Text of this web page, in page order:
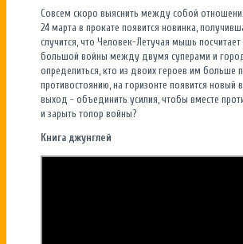
Совсем скоро выяснить между собой
24 марта в прокате появится новинка,
случится, что Человек-Летучая мышь
большой войны между двумя суперами и
определиться, кто из двоих героев им
противостоянию, на горизонте появится новый
выход - объединить усилия, чтобы вместе
и зарыть топор войны?
Книга джунглей